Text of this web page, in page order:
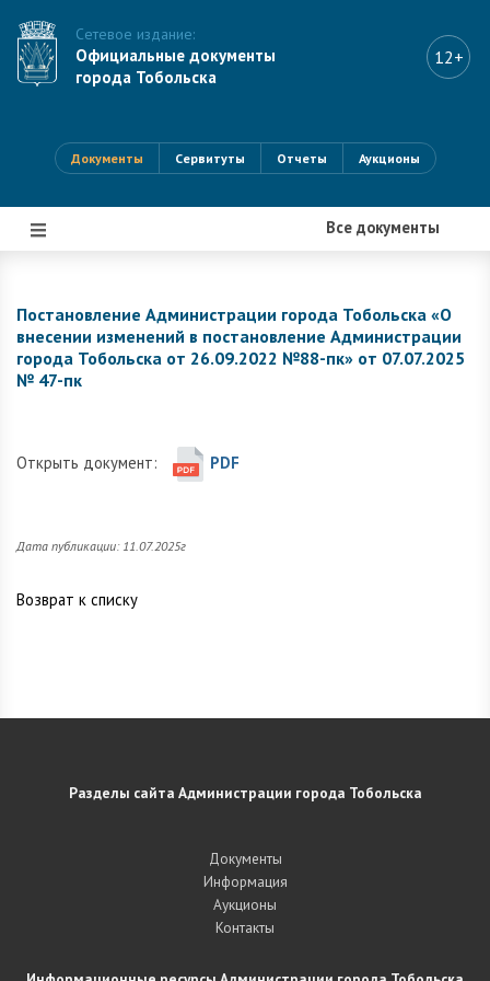
Сетевое издание:
Официальные документы
города Тобольска
12+
Документы Сервитуты Отчеты Аукционы
Все документы
|||
Постановление Администрации города Тобольска «О
внесении изменений в постановление Администрации
города Тобольска от 26.09.2022 №88-пк» от 07.07.2025
№ 47-пк
Открыть документ: PDF
Дата публикации: 11.07.2025г
Возврат к списку
Разделы сайта Администрации города Тобольска
Документы
Информация
Аукционы
Контакты